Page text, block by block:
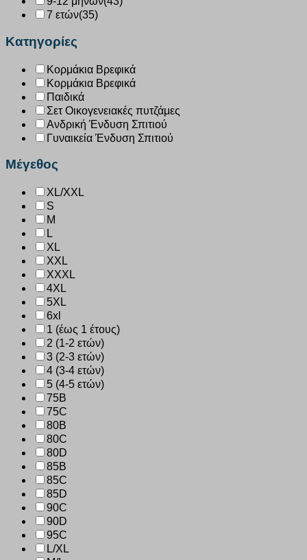
7 ετών(35)
Κατηγορίες
Κορμάκια Βρεφικά
Κορμάκια Βρεφικά
Παιδικά
Σετ Οικογενειακές πυτζάμες
Ανδρική Ένδυση Σπιτιού
Γυναικεία Ένδυση Σπιτιού
Μέγεθος
XL/XXL
S
M
L
XL
XXL
XXXL
4XL
5XL
6xl
1 (έως 1 έτους)
2 (1-2 ετών)
3 (2-3 ετών)
4 (3-4 ετών)
5 (4-5 ετών)
75B
75C
80B
80C
80D
85B
85C
85D
90C
90D
95C
L/XL